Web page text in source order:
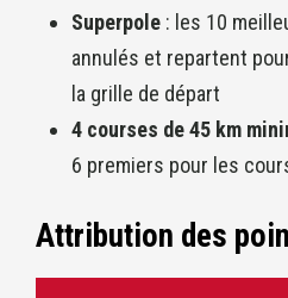
Superpole : les 10
annulés et repartent
la grille de départ
4 courses de 45 km
6 premiers pour les
Attribution des